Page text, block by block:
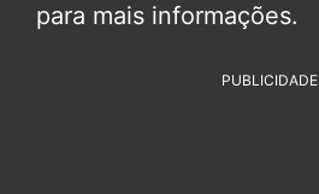
para mais informações.
PUBLICIDADE